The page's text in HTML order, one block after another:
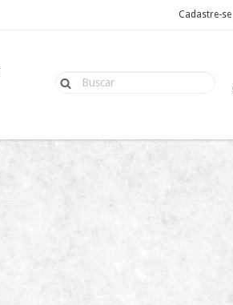
Cadastre-se